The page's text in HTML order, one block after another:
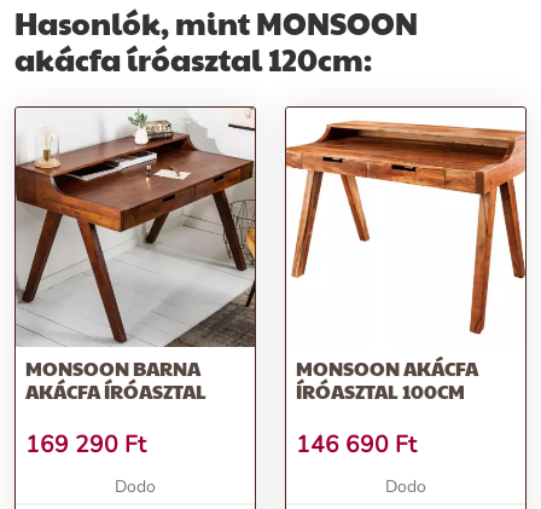
terekbe is.
Rendeld meg most a MONSOON akácfa íróasztalt, hogy
További információk>>
Hasonlók, mint MONSOON
akácfa íróasztal 120cm:
MONSOON BARNA
AKÁCFA ÍRÓASZTAL
169 290 Ft
Dodo
MONSOON AKÁCFA
ÍRÓASZTAL 100CM
146 690 Ft
Dodo